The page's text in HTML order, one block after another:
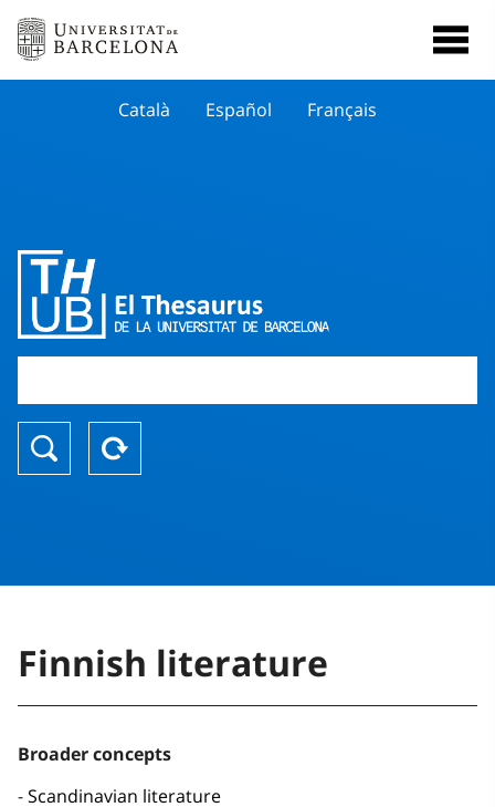
Català Español Français
Finnish literature
Broader concepts
Scandinavian literature